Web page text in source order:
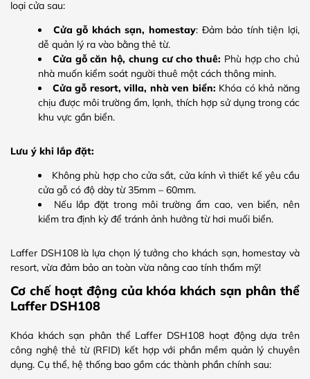
loại cửa sau:
Cửa gỗ khách sạn, homestay: Đảm bảo tính tiện lợi,
dễ quản lý ra vào bằng thẻ từ.
Cửa gỗ căn hộ, chung cư cho thuê: Phù hợp cho chủ
nhà muốn kiểm soát người thuê một cách thông minh.
Cửa gỗ resort, villa, nhà ven biển: Khóa có khả năng
chịu được môi trường ẩm, lạnh, thích hợp sử dụng trong các
khu vực gần biển.
Lưu ý khi lắp đặt:
Không phù hợp cho cửa sắt, cửa kính vì thiết kế yêu cầu
cửa gỗ có độ dày từ 35mm – 60mm.
Nếu lắp đặt trong môi trường ẩm cao, ven biển, nên
kiểm tra định kỳ để tránh ảnh hưởng từ hơi muối biển.
Laffer DSH108 là lựa chọn lý tưởng cho khách sạn, homestay và
resort, vừa đảm bảo an toàn vừa nâng cao tính thẩm mỹ!
Cơ chế hoạt động của khóa khách sạn phân thể
Laffer DSH108
Khóa khách sạn phân thể Laffer DSH108 hoạt động dựa trên
công nghệ thẻ từ (RFID) kết hợp với phần mềm quản lý chuyên
dụng. Cụ thể, hệ thống bao gồm các thành phần chính sau: